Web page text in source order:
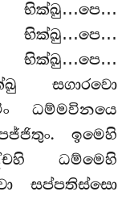
භික්ඛු…පෙ…
භික්ඛු…පෙ…
සගාරවො
ධම්මවිනයෙ
ඉමෙහි
ධම්මෙහි
සප්පතිස්සො